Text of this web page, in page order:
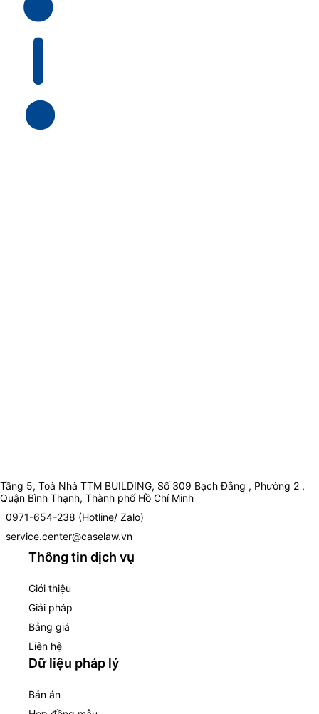
Tầng 5, Toà Nhà TTM BUILDING, Số 309 Bạch Đằng , Phường 2 ,
Quận Bình Thạnh, Thành phố Hồ Chí Minh
0971-654-238 (Hotline/ Zalo)
service.center@caselaw.vn
Thông tin dịch vụ
Giới thiệu
Giải pháp
Bảng giá
Liên hệ
Dữ liệu pháp lý
Bản án